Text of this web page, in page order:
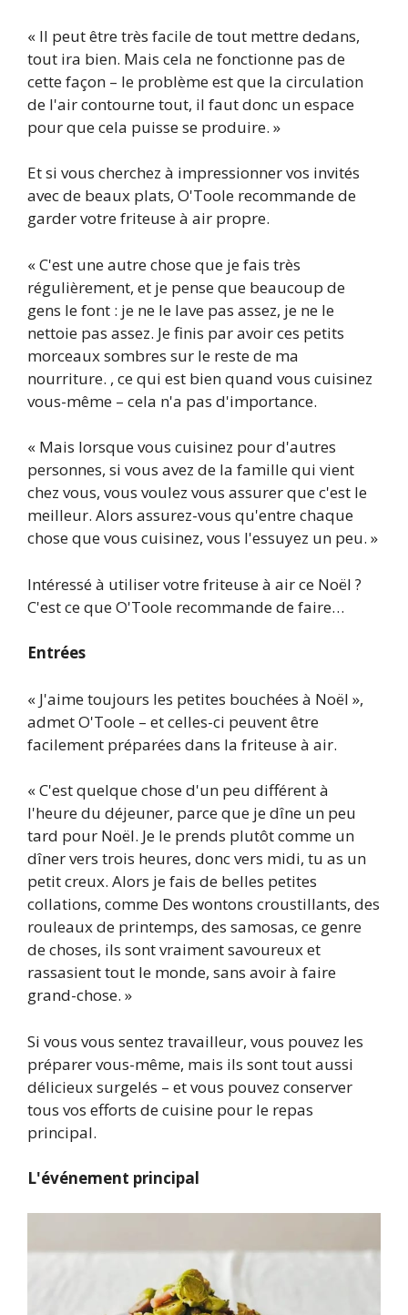
« Il peut être très facile de tout mettre dedans,
tout ira bien. Mais cela ne fonctionne pas de
cette façon – le problème est que la circulation
de l'air contourne tout, il faut donc un espace
pour que cela puisse se produire. »
Et si vous cherchez à impressionner vos invités
avec de beaux plats, O'Toole recommande de
garder votre friteuse à air propre.
« C'est une autre chose que je fais très
régulièrement, et je pense que beaucoup de
gens le font : je ne le lave pas assez, je ne le
nettoie pas assez. Je finis par avoir ces petits
morceaux sombres sur le reste de ma
nourriture. , ce qui est bien quand vous cuisinez
vous-même – cela n'a pas d'importance.
« Mais lorsque vous cuisinez pour d'autres
personnes, si vous avez de la famille qui vient
chez vous, vous voulez vous assurer que c'est le
meilleur. Alors assurez-vous qu'entre chaque
chose que vous cuisinez, vous l'essuyez un peu. »
Intéressé à utiliser votre friteuse à air ce Noël ?
C'est ce que O'Toole recommande de faire…
Entrées
« J'aime toujours les petites bouchées à Noël »,
admet O'Toole – et celles-ci peuvent être
facilement préparées dans la friteuse à air.
« C'est quelque chose d'un peu différent à
l'heure du déjeuner, parce que je dîne un peu
tard pour Noël. Je le prends plutôt comme un
dîner vers trois heures, donc vers midi, tu as un
petit creux. Alors je fais de belles petites
collations, comme Des wontons croustillants, des
rouleaux de printemps, des samosas, ce genre
de choses, ils sont vraiment savoureux et
rassasient tout le monde, sans avoir à faire
grand-chose. »
Si vous vous sentez travailleur, vous pouvez les
préparer vous-même, mais ils sont tout aussi
délicieux surgelés – et vous pouvez conserver
tous vos efforts de cuisine pour le repas
principal.
L'événement principal